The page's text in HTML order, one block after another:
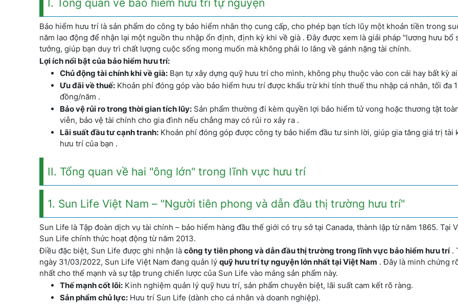
I. Tổng quan về bảo hiểm hưu trí tự nguyện
Bảo hiểm hưu trí là sản phẩm do công ty bảo hiểm nhân thọ cung cấp, cho phép bạn tích lũy một khoản tiền trong
năm lao động để nhận lại một nguồn thu nhập ổn định, định kỳ khi về già . Đây được xem là giải pháp "lương hưu bổ
tưởng, giúp bạn duy trì chất lượng cuộc sống mong muốn mà không phải lo lắng về gánh nặng tài chính.
Lợi ích nổi bật của bảo hiểm hưu trí:
Chủ động tài chính khi về già: Bạn tự xây dựng quỹ hưu trí cho mình, không phụ thuộc vào con cái hay bất kỳ
Ưu đãi về thuế: Khoản phí đóng góp vào bảo hiểm hưu trí được khấu trừ khi tính thuế thu nhập cá nhân, tối đa
đồng/năm .
Bảo vệ rủi ro trong thời gian tích lũy: Sản phẩm thường đi kèm quyền lợi bảo hiểm tử vong hoặc thương tật
viễn, bảo vệ tài chính cho gia đình nếu chẳng may có rủi ro xảy ra .
Lãi suất đầu tư cạnh tranh: Khoản phí đóng góp được công ty bảo hiểm đầu tư sinh lời, giúp gia tăng giá trị tài
hưu trí của bạn .
II. Tổng quan về hai "ông lớn" trong lĩnh vực hưu trí
1. Sun Life Việt Nam – "Người tiên phong và dẫn đầu thị trường hưu trí"
Sun Life là Tập đoàn dịch vụ tài chính – bảo hiểm hàng đầu thế giới có trụ sở tại Canada, thành lập từ năm 1865. Tại
Sun Life chính thức hoạt động từ năm 2013.
Điều đặc biệt, Sun Life được ghi nhận là công ty tiên phong và dẫn đầu thị trường trong lĩnh vực bảo hiểm hưu trí.
ngày 31/03/2022, Sun Life Việt Nam đang quản lý quỹ hưu trí tự nguyện lớn nhất tại Việt Nam . Đây là minh chứng
nhất cho thế mạnh và sự tập trung chiến lược của Sun Life vào mảng sản phẩm này.
Thế mạnh cốt lõi: Kinh nghiệm quản lý quỹ hưu trí, sản phẩm chuyên biệt, lãi suất cam kết rõ ràng.
Sản phẩm chủ lực: Hưu trí Sun Life (dành cho cá nhân và doanh nghiệp).